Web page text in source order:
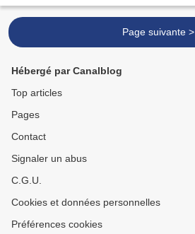
Page suivante >
Hébergé par Canalblog
Top articles
Pages
Contact
Signaler un abus
C.G.U.
Cookies et données personnelles
Préférences cookies